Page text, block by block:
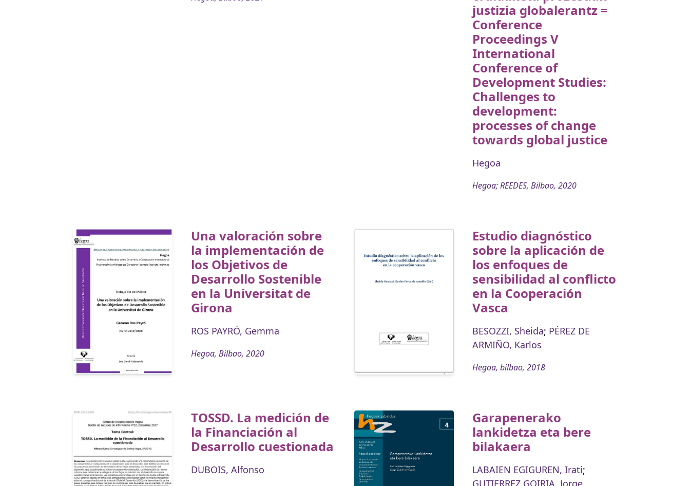
justizia globalerantz =
Conference
Proceedings V
International
Conference of
Development Studies:
Challenges to
development:
processes of change
towards global justice
Hegoa
Hegoa; REEDES, Bilbao, 2020
Una valoración sobre
la implementación de
los Objetivos de
Desarrollo Sostenible
en la Universitat de
Girona
ROS PAYRÓ, Gemma
Hegoa, Bilbao, 2020
Estudio diagnóstico
sobre la aplicación de
los enfoques de
sensibilidad al conflicto
en la Cooperación
Vasca
BESOZZI, Sheida; PÉREZ DE
ARMIÑO, Karlos
Hegoa, bilbao, 2018
TOSSD. La medición de
la Financiación al
Desarrollo cuestionada
DUBOIS, Alfonso
Garapenerako
lankidetza eta bere
bilakaera
LABAIEN EGIGUREN, Irati;
GUTIERREZ GOIRIA, Jorge